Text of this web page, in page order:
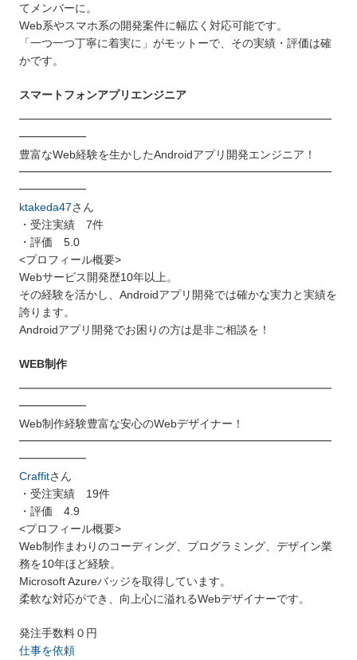
てメンバーに。
Web系やスマホ系の開発案件に幅広く対応可能です。
「一つ一つ丁寧に着実に」がモットーで、その実績・評価は確
かです。
スマートフォンアプリエンジニア
━━━━━━━━━━━━━━━━━━━━━━━━━━━━
━━━━━━
豊富なWeb経験を生かしたAndroidアプリ開発エンジニア！
━━━━━━━━━━━━━━━━━━━━━━━━━━━━
━━━━━━
ktakeda47さん
・受注実績 7件
・評価 5.0
<プロフィール概要>
Webサービス開発歴10年以上。
その経験を活かし、Androidアプリ開発では確かな実力と実績を
誇ります。
Androidアプリ開発でお困りの方は是非ご相談を！
WEB制作
━━━━━━━━━━━━━━━━━━━━━━━━━━━━
━━━━━━
Web制作経験豊富な安心のWebデザイナー！
━━━━━━━━━━━━━━━━━━━━━━━━━━━━
━━━━━━
Craffitさん
・受注実績 19件
・評価 4.9
<プロフィール概要>
Web制作まわりのコーディング、プログラミング、デザイン業
務を10年ほど経験。
Microsoft Azureバッジを取得しています。
柔軟な対応ができ、向上心に溢れるWebデザイナーです。
発注手数料０円
仕事を依頼